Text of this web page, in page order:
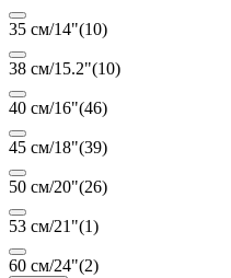
35 см/14"(10)
38 см/15.2"(10)
40 см/16"(46)
45 см/18"(39)
50 см/20"(26)
53 см/21"(1)
60 см/24"(2)